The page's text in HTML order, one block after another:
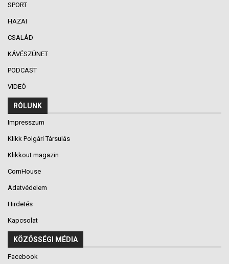
SPORT
HAZAI
CSALÁD
KÁVÉSZÜNET
PODCAST
VIDEÓ
RÓLUNK
Impresszum
Klikk Polgári Társulás
Klikkout magazin
CornHouse
Adatvédelem
Hirdetés
Kapcsolat
KÖZÖSSÉGI MÉDIA
Facebook